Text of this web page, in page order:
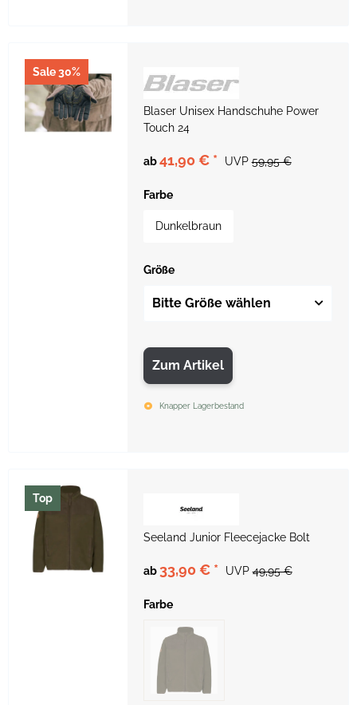
Sale 30%
Blaser Unisex Handschuhe Power
Touch 24
ab41,90 € * UVP 59,95 €
Farbe
Dunkelbraun
Größe
Bitte Größe wählen
Zum Artikel
Knapper Lagerbestand
Top
Seeland Junior Fleecejacke Bolt
ab 33,90 € * UVP 49,95 €
Farbe